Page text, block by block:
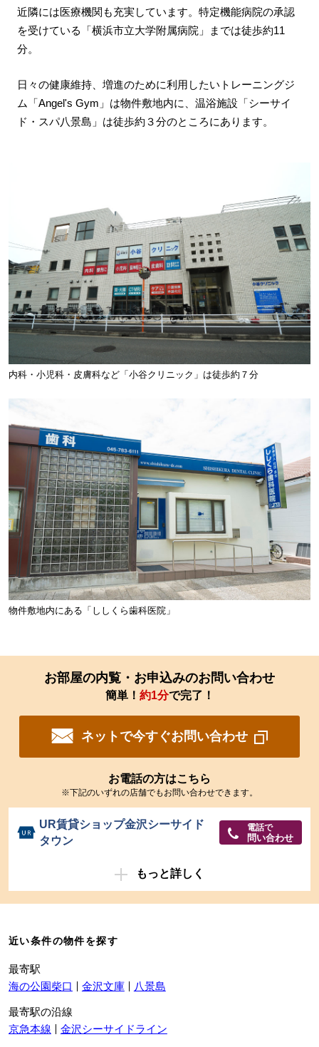
近隣には医療機関も充実しています。特定機能病院の承認
を受けている「横浜市立大学附属病院」までは徒歩約11
分。
日々の健康維持、増進のために利用したいトレーニングジ
ム「Angel's Gym」は物件敷地内に、温浴施設「シーサイ
ド・スパ八景島」は徒歩約３分のところにあります。
内科・小児科・皮膚科など「小谷クリニック」は徒歩約７分
物件敷地内にある「ししくら歯科医院」
お部屋の内覧・お申込みのお問い合わせ
簡単！ 約1分で完了！
ネットで今すぐお問い合わせ
お電話の方はこちら
※下記のいずれの店舗でもお問い合わせできます。
UR賃貸ショップ金沢シーサイド
タウン
電話で
問い合わせ
もっと詳しく
近い条件の物件を探す
最寄駅
海の公園柴口
金沢文庫 八景島
最寄駅の沿線
京急本線
金沢シーサイドライン